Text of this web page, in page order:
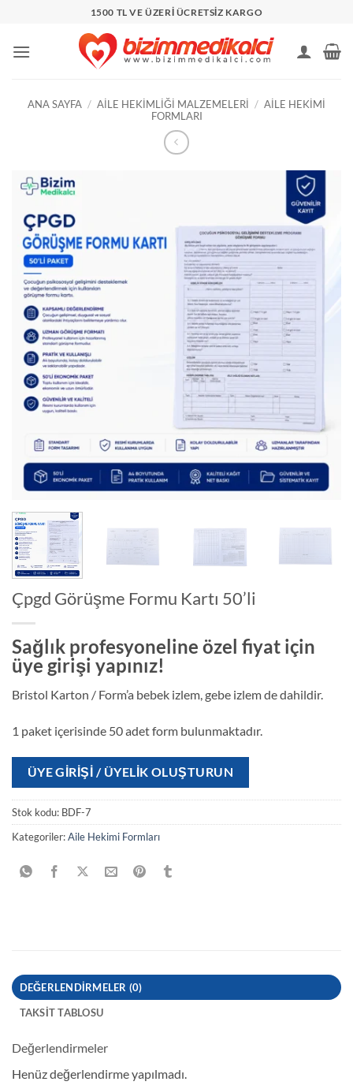
1500 TL VE ÜZERİ ÜCRETSİZ KARGO
ANA SAYFA / AILE HEKIMLIĞI MALZEMELERI / AILE HEKIMI
FORMLARI
Çpgd Görüşme Formu Kartı 50’li
Sağlık profesyoneline özel fiyat için
üye girişi yapınız!
Bristol Karton / Form’a bebek izlem, gebe izlem de dahildir.
1 paket içerisinde 50 adet form bulunmaktadır.
ÜYE GIRIŞI / ÜYELIK OLUŞTURUN
Stok kodu: BDF-7
Kategoriler:Aile Hekimi Formları
DEĞERLENDIRMELER (0)
TAKSIT TABLOSU
Değerlendirmeler
Henüz değerlendirme yapılmadı.